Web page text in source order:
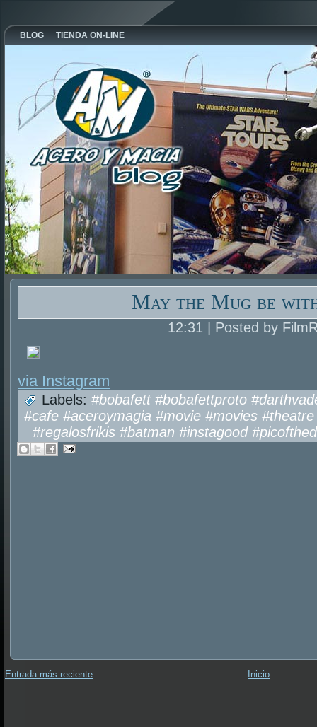
BLOG TIENDA ON-LINE
May the Mug be
12:31 | Posted by
via Instagram
Labels: #bobafett #bobafettproto
#cafe #aceroymagia #movie #movies
#regalosfrikis #batman #instagood
Entrada más reciente Inicio